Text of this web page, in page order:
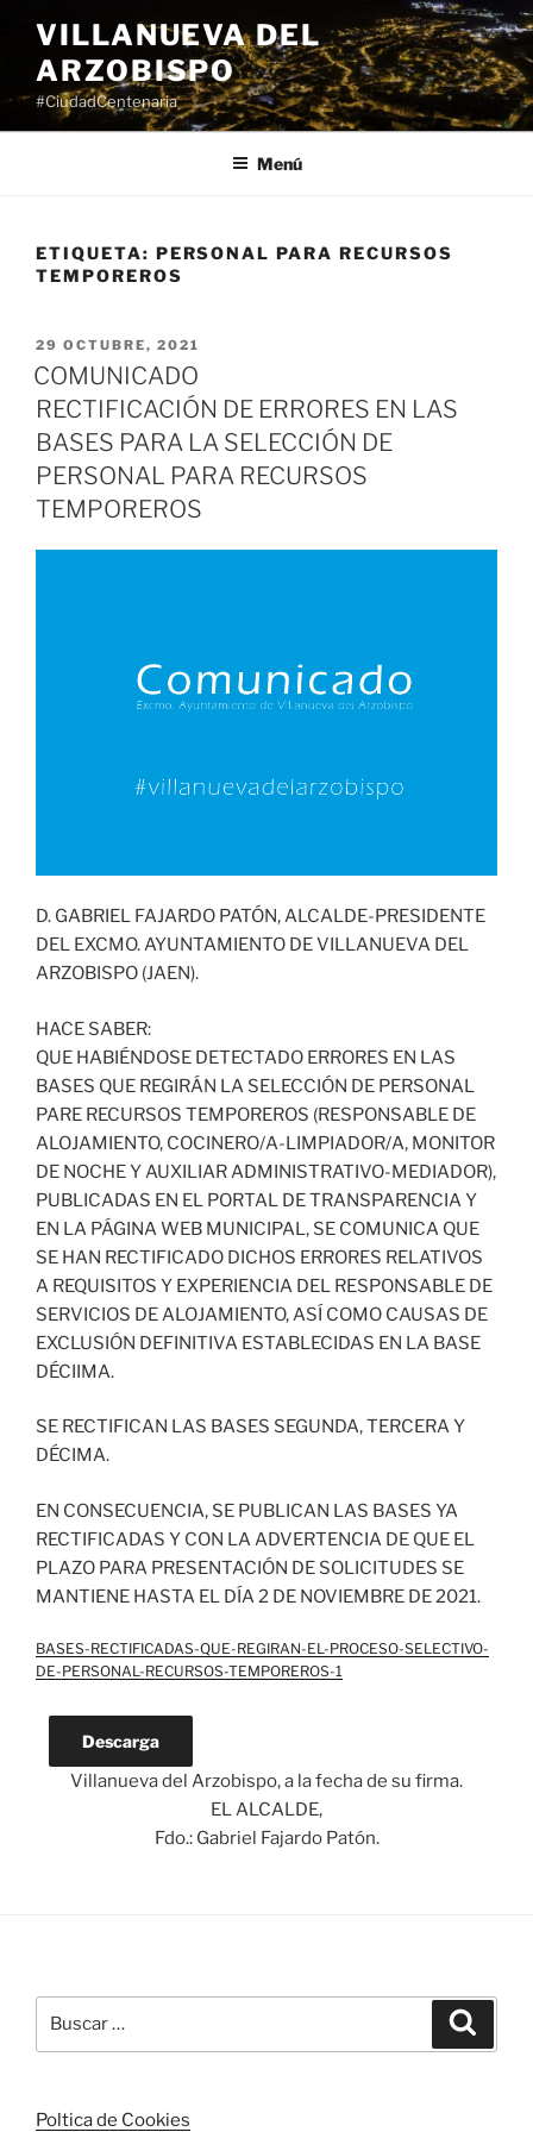
contenido
VILLANUEVA DEL
ARZOBISPO
#CiudadCentenaria
Menú
ETIQUETA: PERSONAL PARA RECURSOS
TEMPOREROS
PUBLICADO
EL
29 OCTUBRE, 2021
COMUNICADO
RECTIFICACIÓN DE ERRORES EN LAS
BASES PARA LA SELECCIÓN DE
PERSONAL PARA RECURSOS
TEMPOREROS
D. GABRIEL FAJARDO PATÓN, ALCALDE-PRESIDENTE
DEL EXCMO. AYUNTAMIENTO DE VILLANUEVA DEL
ARZOBISPO (JAEN).
HACE SABER:
QUE HABIÉNDOSE DETECTADO ERRORES EN LAS
BASES QUE REGIRÁN LA SELECCIÓN DE PERSONAL
PARE RECURSOS TEMPOREROS (RESPONSABLE DE
ALOJAMIENTO, COCINERO/A-LIMPIADOR/A, MONITOR
DE NOCHE Y AUXILIAR ADMINISTRATIVO-MEDIADOR),
PUBLICADAS EN EL PORTAL DE TRANSPARENCIA Y
EN LA PÁGINA WEB MUNICIPAL, SE COMUNICA QUE
SE HAN RECTIFICADO DICHOS ERRORES RELATIVOS
A REQUISITOS Y EXPERIENCIA DEL RESPONSABLE DE
SERVICIOS DE ALOJAMIENTO, ASÍ COMO CAUSAS DE
EXCLUSIÓN DEFINITIVA ESTABLECIDAS EN LA BASE
DÉCIIMA.
SE RECTIFICAN LAS BASES SEGUNDA, TERCERA Y
DÉCIMA.
EN CONSECUENCIA, SE PUBLICAN LAS BASES YA
RECTIFICADAS Y CON LA ADVERTENCIA DE QUE EL
PLAZO PARA PRESENTACIÓN DE SOLICITUDES SE
MANTIENE HASTA EL DÍA 2 DE NOVIEMBRE DE 2021.
BASES-RECTIFICADAS-QUE-REGIRAN-EL-PROCESO-SELECTIVO-
DE-PERSONAL-RECURSOS-TEMPOREROS-1
Descarga
Villanueva del Arzobispo, a la fecha de su firma.
EL ALCALDE,
Fdo.: Gabriel Fajardo Patón.
por:
Poltica de Cookies